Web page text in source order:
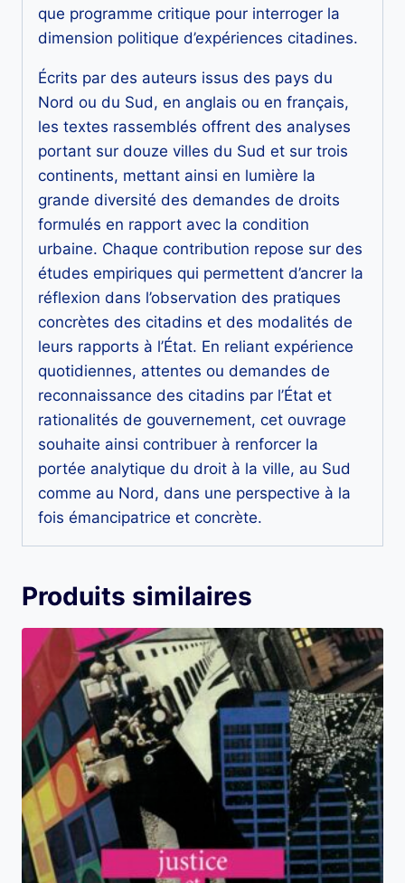
que programme critique pour interroger la
dimension politique d’expériences citadines.
Écrits par des auteurs issus des pays du
Nord ou du Sud, en anglais ou en français,
les textes rassemblés o­ffrent des analyses
portant sur douze villes du Sud et sur trois
continents, mettant ainsi en lumière la
grande diversité des demandes de droits
formulés en rapport avec la condition
urbaine. Chaque contribution repose sur des
études empiriques qui permettent d’ancrer la
réflexion dans l’observation des pratiques
concrètes des citadins et des modalités de
leurs rapports à l’État. En reliant expérience
quotidiennes, attentes ou demandes de
reconnaissance des citadins par l’État et
rationalités de gouvernement, cet ouvrage
souhaite ainsi contribuer à renforcer la
portée analytique du droit à la ville, au Sud
comme au Nord, dans une perspective à la
fois émancipatrice et concrète.
Produits similaires